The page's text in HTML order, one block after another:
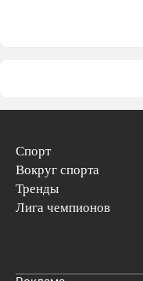
Спорт
Вокруг спорта
Тренды
Лига чемпионов